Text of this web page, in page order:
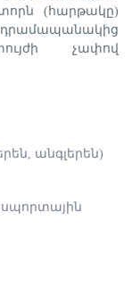
(հարթակը)
չափով
անգլերեն)